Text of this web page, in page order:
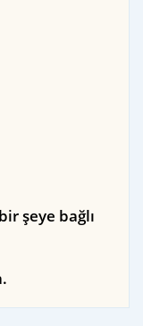
şeye bağlı